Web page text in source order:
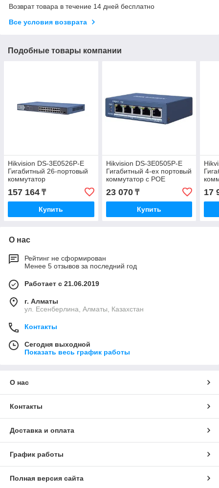
Возврат товара в течение 14 дней бесплатно
Все условия возврата
Подобные товары компании
Hikvision DS-3E0526P-E
Гигабитный 26-портовый
коммутатор
157 164 ₸
Купить
Hikvision DS-3E0505P-E
Гигабитный 4-ех портовый
коммутатор с POE
23 070₸
Купить
17
О нас
Рейтинг не сформирован
Менее 5 отзывов за последний год
Работает с 21.06.2019
г. Алматы
ул. Есенберлина, Алматы, Казахстан
Контакты
Сегодня выходной
Показать весь график работы
О нас
Контакты
Доставка и оплата
График работы
Полная версия сайта